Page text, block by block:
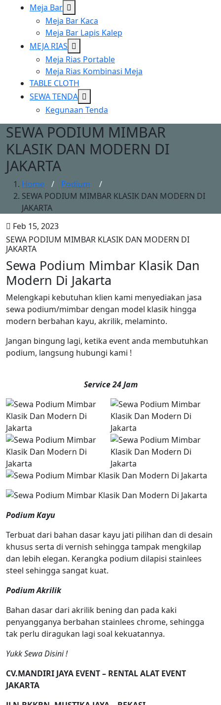
Meja Bar Show
sub
menu
Meja Bar Kaca
Meja Bar Lapis Kalep
MEJA RIAS Show
sub
menu
Meja Rias Portable
Meja Rias Kombinasi Meja
TABLE CLOTH
SEWA TENDA Show
sub
Kegunaan Tenda
SEWA PODIUM MIMBAR
KLASIK DAN MODERN DI
JAKARTA
Home / Podium
/
SEWA PODIUM MIMBAR KLASIK DAN MODERN DI
JAKARTA
Feb 15, 2023
SEWA PODIUM MIMBAR KLASIK DAN MODERN DI
JAKARTA
Sewa Podium Mimbar Klasik Dan
Modern Di Jakarta
Melengkapi kebutuhan klien kami menyediakan jasa
sewa podium/mimbar dengan model klasik hingga
modern berbahan kayu, akrilik, melaminto.
Jangan bingung lagi, ketika event anda membutuhkan
podium, langsung hubungi kami !
Service 24 Jam
Podium Kayu
Terbuat dari bahan dasar kayu jati pilihan dan di desain
khusus serta di vernish sehingga tampak mengkilap
dan lebih elegan. Kerangka podium dilapisi stainlees
steel sehingga sangat kuat.
Podium Akrilik
Bahan dasar dari akrilik bening dan pada kaki
penyangganya berbahan stainlees chrome, sehingga
tak perlu diragukan lagi soal kekuatannya.
Yukk Sewa Disini !
CV.MANDIRI JAYA EVENT – RENTAL ALAT EVENT
JAKARTA